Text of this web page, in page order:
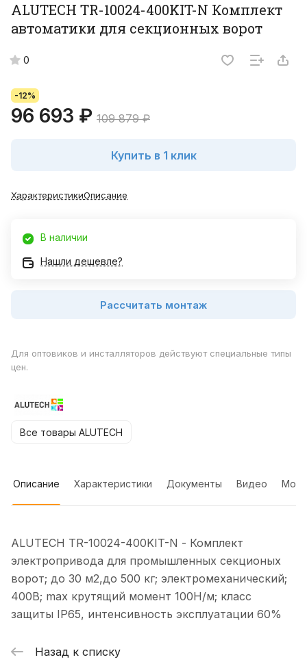
ALUTECH TR-10024-400KIT-N Комплект
автоматики для секционных ворот
0
-12%
96 693 ₽ 109 879 ₽
Купить в 1 клик
ХарактеристикиОписание
В наличии
Нашли дешевле?
Рассчитать монтаж
Для оптовиков и инсталляторов действуют специальные типы
цен.
Все товары ALUTECH
Описание Характеристики Документы Видео
ALUTECH TR-10024-400KIT-N - Комплект
электропривода для промышленных секционых
ворот; до 30 м2,до 500 кг; электромеханический;
400В; max крутящий момент 100Н/м; класс
защиты IP65, интенсивность эксплуатации 60%
Назад к списку